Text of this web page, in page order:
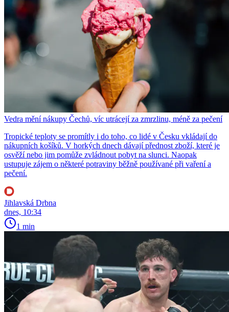
Vedra mění nákupy Čechů, víc utrácejí za zmrzlinu, méně za pečení
Tropické teploty se promítly i do toho, co lidé v Česku vkládají do
nákupních košíků. V horkých dnech dávají přednost zboží, které je
osvěží nebo jim pomůže zvládnout pobyt na slunci. Naopak
ustupuje zájem o některé potraviny běžně používané při vaření a
pečení.
Jihlavská Drbna
dnes, 10:34
1 min